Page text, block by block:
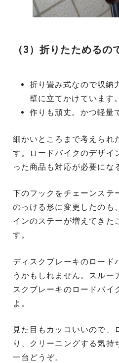
（3）折りたためるの
折り畳み式なので収納
壁に立てかけています。
作りも頑丈。かつ軽量
細かいところまで考えられ
す。ロードバイクのデザイ
った商品も対応が必要にな
下のフックをチェーンステ
のっける形に変更したのも
インのステーが増えてきた
す。
ディスクブレーキのロード
うかもしれません。スルー
スクブレーキのロードバイ
よ。
見た目もカッコいいので、
り、クリーニングする気持
一台どうぞ。